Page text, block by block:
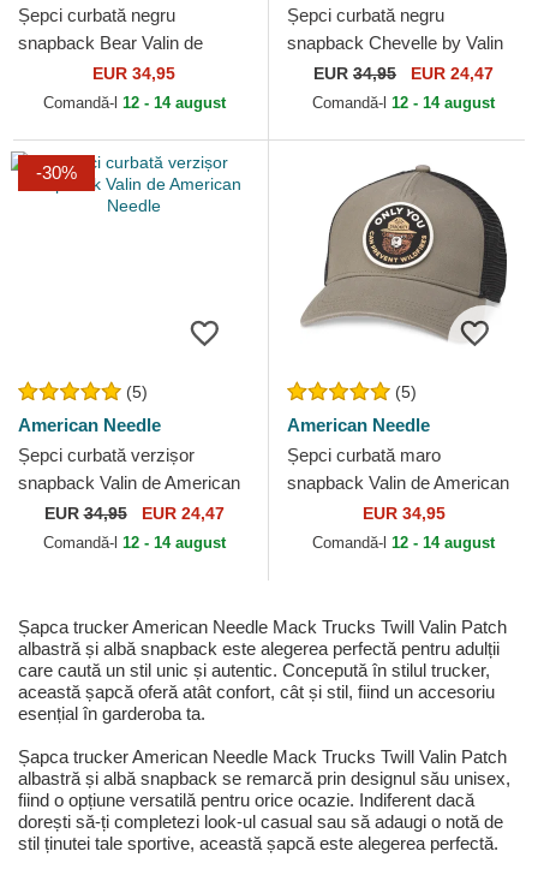
Șepci curbată negru
snapback Bear Valin de
American Needle
EUR 34,95
Comandă-l 12 - 14 august
Șepci curbată negru
snapback Chevelle by Valin
de American Needle
EUR 34,95 EUR 24,47
Comandă-l 12 - 14 august
-30%
(5)
American Needle
Șepci curbată verzișor
snapback Valin de American
Needle
EUR34,95 EUR 24,47
Comandă-l 12 - 14 august
(5)
American Needle
Șepci curbată maro
snapback Valin de American
EUR 34,95
Comandă-l 12 - 14 august
Șapca trucker American Needle Mack Trucks Twill Valin Patch
albastră și albă snapback este alegerea perfectă pentru adulții
care caută un stil unic și autentic. Concepută în stilul trucker,
această șapcă oferă atât confort, cât și stil, fiind un accesoriu
esențial în garderoba ta.
Șapca trucker American Needle Mack Trucks Twill Valin Patch
albastră și albă snapback se remarcă prin designul său unisex,
fiind o opțiune versatilă pentru orice ocazie. Indiferent dacă
dorești să-ți completezi look-ul casual sau să adaugi o notă de
stil ținutei tale sportive, această șapcă este alegerea perfectă.